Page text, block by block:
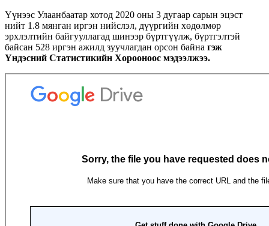
Үүнээс Улаанбаатар хотод 2020 оны 3 дугаар сарын эцэст
нийт 1.8 мянган иргэн нийслэл, дүүргийн хөдөлмөр
эрхлэлтийн байгууллагад шинээр бүртгүүлж, бүртгэлтэй
байсан 528 иргэн ажилд зуучлагдан орсон байна гэж
Үндэсний Статистикийн Хорооноос мэдээлжээ.